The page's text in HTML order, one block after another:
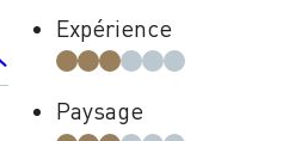
Expérience
Paysage